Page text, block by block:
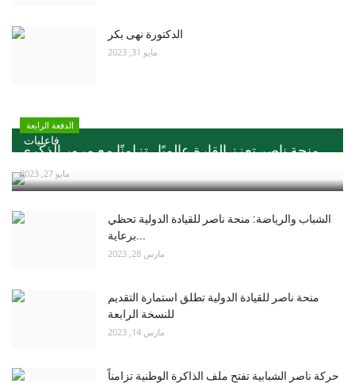
الدكتورة نهى بكر
مايو 31, 2023
فاعليات
الدفعة الرابعة
منحة ناصر تعزز القارة عالميًا ..تزامنًا مع مرور الذكري...
مايو 27, 2023
الشباب والرياضة: منحة ناصر للقيادة الدولية تحظي
برعاية...
مارس 28, 2023
منحة ناصر للقيادة الدولية تطلق استمارة التقديم
للنسخة الرابعة
مارس 14, 2023
حركة ناصر الشبابية تفتح ملف الذاكرة الوطنية تزامناً